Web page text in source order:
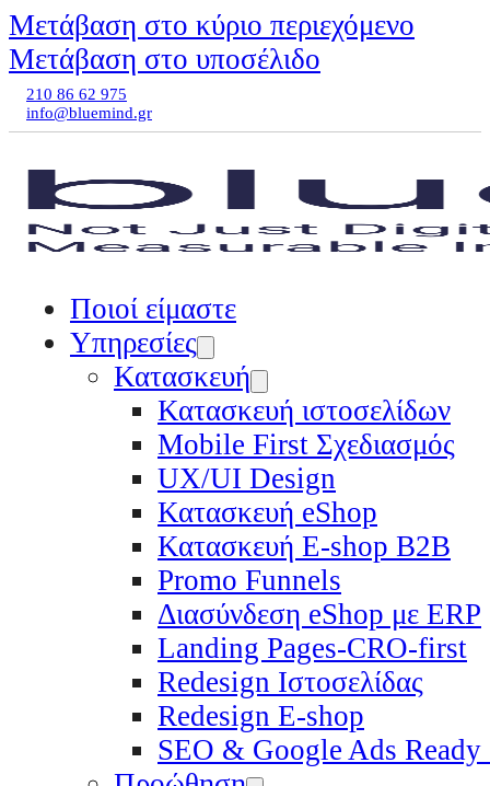
Μετάβαση στο κύριο περιεχόμενο
Μετάβαση στο υποσέλιδο
210 86 62 975
info@bluemind.gr
Ποιοί είμαστε
Υπηρεσίες
Κατασκευή
Κατασκευή ιστοσελίδων
Mobile First Σχεδιασμός
UX/UI Design
Κατασκευή eShop
Κατασκευή E-shop B2B
Promo Funnels
Διασύνδεση eShop με ERP
Landing Pages-CRO-first
Redesign Ιστοσελίδας
Redesign E-shop
SEO & Google Ads Ready